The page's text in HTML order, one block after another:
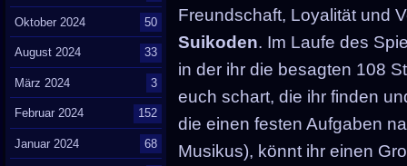
Freundschaft, Loyalität und
Suikoden. Im Laufe des
in der ihr die besagten 108
euch schart, die ihr finden
die einen festen Aufgaben
Musikus), könnt ihr einen
Oktober 2024 50
August 2024 33
März 2024 3
Februar 2024 152
Januar 2024 68